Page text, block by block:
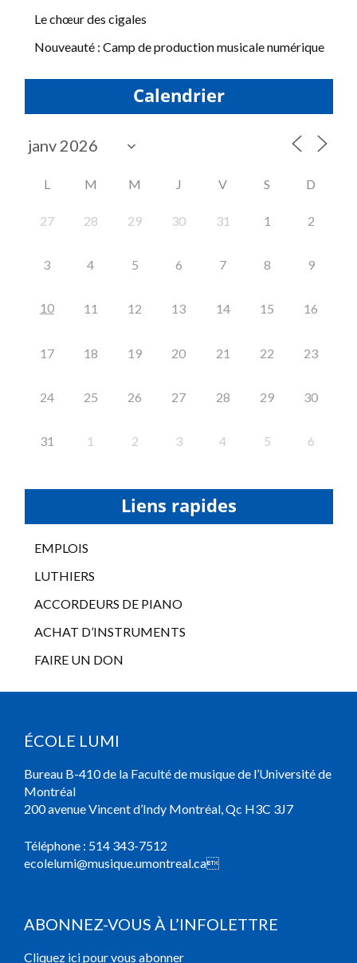
Le chœur des cigales
Nouveauté : Camp de production musicale numérique
Calendrier
L M M J V S D
27 28 29 30 31 1 2
3 4 5 6 7 8 9
10 11 12 13 14 15 16
17 18 19 20 21 22 23
24 25 26 27 28 29 30
31 1 2 3 4 5 6
Liens rapides
EMPLOIS
LUTHIERS
ACCORDEURS DE PIANO
ACHAT D’INSTRUMENTS
FAIRE UN DON
ÉCOLE LUMI
Bureau B-410 de la Faculté de musique de l’Université de
Montréal
200 avenue Vincent d’Indy Montréal, Qc H3C 3J7
Téléphone : 514 343-7512
ecolelumi@musique.umontreal.ca
ABONNEZ-VOUS À L’INFOLETTRE
Cliquez ici pour vous abonner